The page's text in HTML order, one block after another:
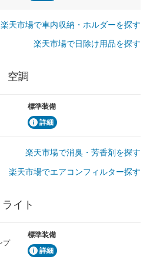
楽天市場で車内収納・ホルダーを探す
楽天市場で日除け用品を探す
空調
標準装備
詳細
楽天市場で消臭・芳香剤を探す
楽天市場でエアコンフィルター探す
ライト
プ
標準装備
詳細